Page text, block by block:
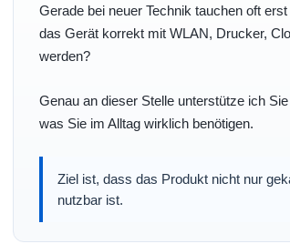
Gerade bei neuer Technik tauchen oft
das Gerät korrekt mit WLAN, Drucker,
werden?
Genau an dieser Stelle unterstütze ich
was Sie im Alltag wirklich benötigen.
Ziel ist, dass das Produkt nicht nur
nutzbar ist.